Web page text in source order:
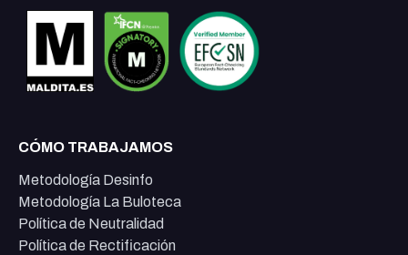
CÓMO TRABAJAMOS
Metodología Desinfo
Metodología La Buloteca
Política de Neutralidad
Política de Rectificación